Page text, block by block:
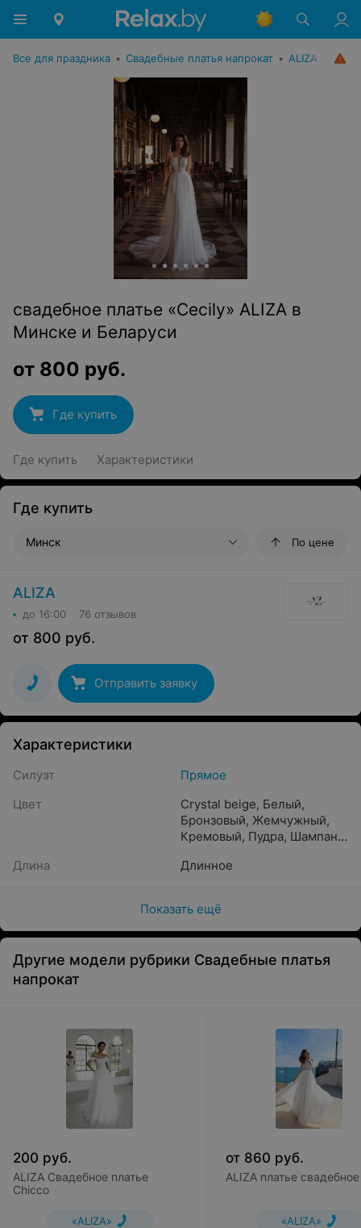
Все для праздника • Свадебные платья напрокат • ALIZA
свадебное платье «Cecily» ALIZA в
Минске и Беларуси
от 800 руб.
Где купить
Где купить Характеристики
Где купить
Минск По цене
ALIZA
до 16:00 76 отзывов
от 800 руб.
Отправить заявку
Характеристики
Силуэт
Прямое
Цвет
Crystal beige, Белый,
Бронзовый, Жемчужный,
Кремовый, Пудра, Шампань,
Песочный
розовый
Золотистый
Длина Длинное
Показать ещё
Другие модели рубрики Свадебные платья
напрокат
200 руб.
ALIZA Свадебное платье
Chicco
«ALIZA»
от 860 руб.
ALIZA платье
«ALIZA»